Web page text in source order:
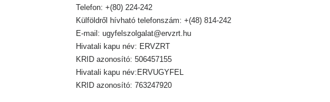
Telefon: +(80) 224-242
Külföldről hívható telefonszám: +(48) 814-242
E-mail: ugyfelszolgalat@ervzrt.hu
Hivatali kapu név: ERVZRT
KRID azonosító: 506457155
Hivatali kapu név:ERVUGYFEL
KRID azonosító: 763247920